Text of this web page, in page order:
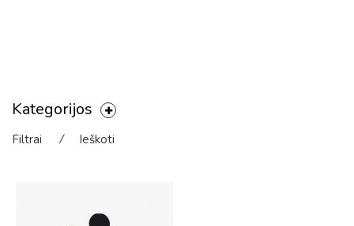
Kategorijos
Filtrai ⁄ Ieškoti